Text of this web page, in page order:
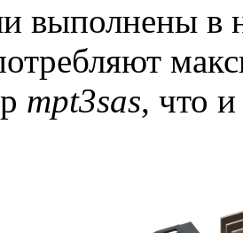
выполнены в
mpt3sas, что